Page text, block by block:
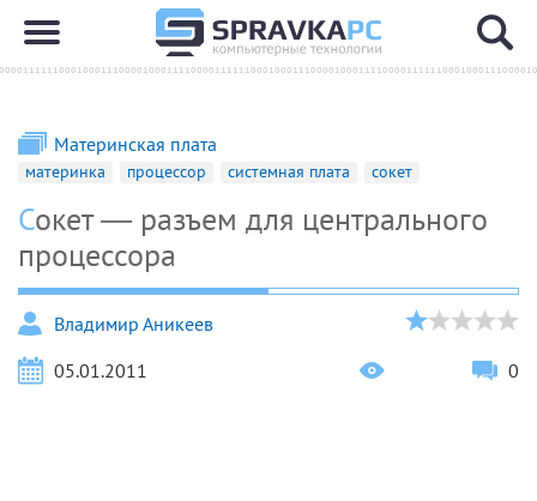
Материнская плата
материнка процессор системная плата сокет
Сокет — разъем для центрального
процессора
Владимир Аникеев
05.01.2011
0